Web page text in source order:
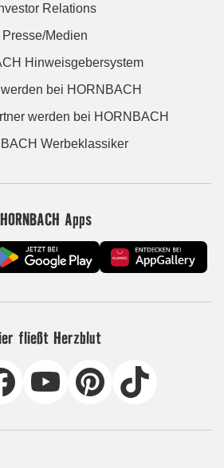
Relations
Presse/Medien
Hinweisgebersystem
bei HORNBACH
werden bei HORNBACH
Werbeklassiker
HORNBACH Apps
fließt Herzblut